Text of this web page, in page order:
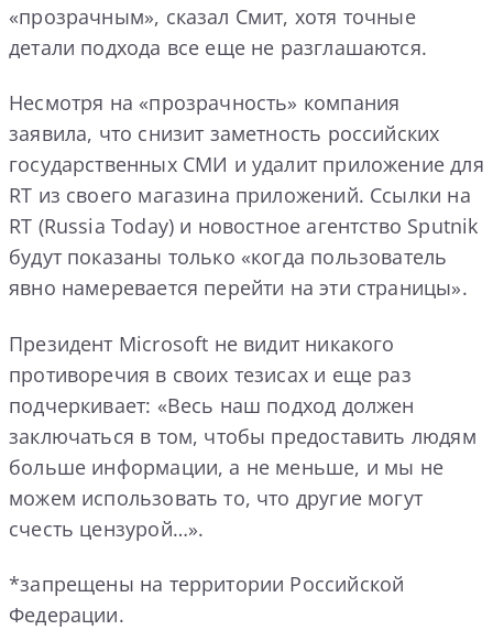
«прозрачным», сказал Смит, хотя точные
детали подхода все еще не разглашаются.
Несмотря на «прозрачность» компания
заявила, что снизит заметность российских
государственных СМИ и удалит приложение для
RT из своего магазина приложений. Ссылки на
RT (Russia Today) и новостное агентство Sputnik
будут показаны только «когда пользователь
явно намеревается перейти на эти страницы».
Президент Microsoft не видит никакого
противоречия в своих тезисах и еще раз
подчеркивает: «Весь наш подход должен
заключаться в том, чтобы предоставить людям
больше информации, а не меньше, и мы не
можем использовать то, что другие могут
счесть цензурой…».
*запрещены на территории Российской
Федерации.